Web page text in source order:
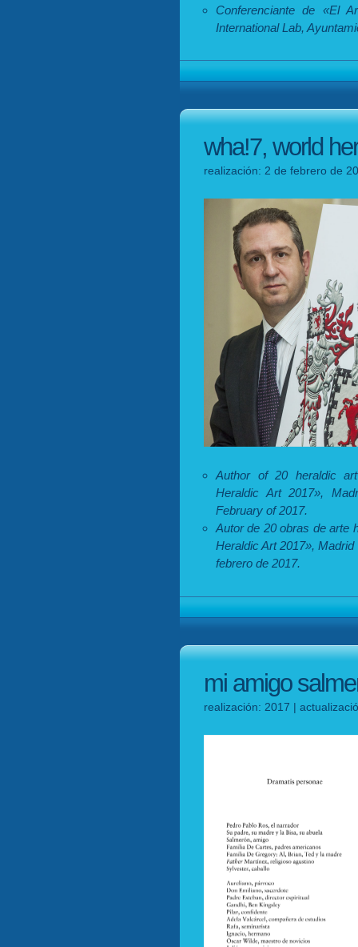
Conferenciante de «El
International Lab,
wha!7, world
realización: 2 de febrero de
Author of 20 heraldic
Heraldic Art 2017»,
February of 2017.
Autor de 20 obras de arte
Heraldic Art 2017»,
febrero de 2017.
mi amigo
realización: 2017 |